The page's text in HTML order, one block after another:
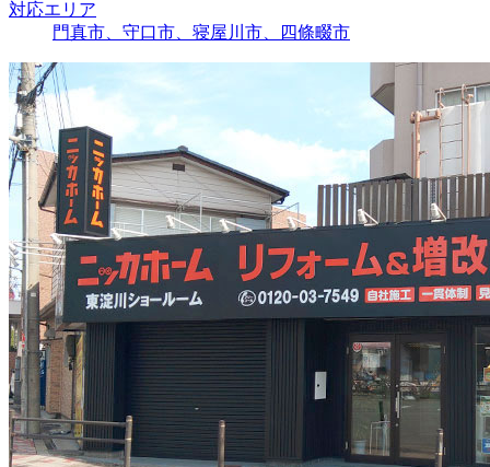
対応エリア
門真市、守口市、寝屋川市、四條畷市